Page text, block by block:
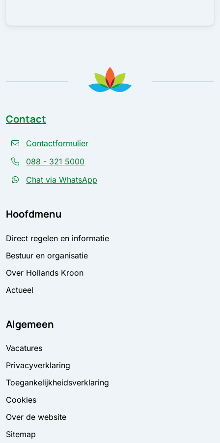
Contact
Contactformulier
088 - 321 5000
Chat via WhatsApp
Hoofdmenu
Direct regelen en informatie
Bestuur en organisatie
Over Hollands Kroon
Actueel
Algemeen
Vacatures
Privacyverklaring
Toegankelijkheidsverklaring
Cookies
Over de website
Sitemap